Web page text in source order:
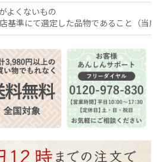
よくないもの
基準にて選定した品物であること（当